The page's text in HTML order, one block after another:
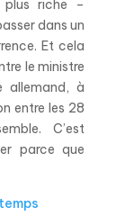
plus riche –
dans un
Et cela
le ministre
allemand, à
entre les 28
C’est
parce que